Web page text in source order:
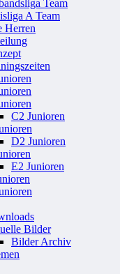
Team
A Team
Herren
C2 Junioren
D2 Junioren
E2 Junioren
Bilder
Bilder Archiv